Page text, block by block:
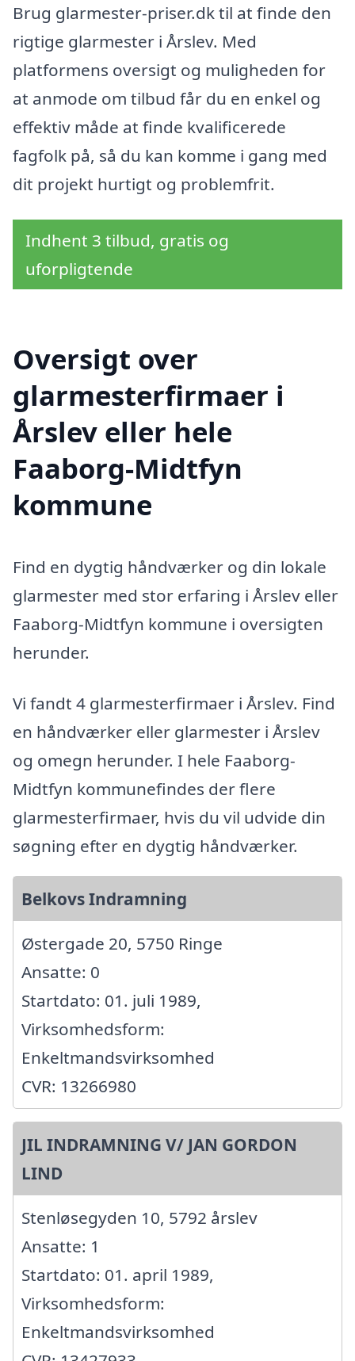
Brug glarmester-priser.dk til at finde den
rigtige glarmester i Årslev. Med
platformens oversigt og muligheden for
at anmode om tilbud får du en enkel og
effektiv måde at finde kvalificerede
fagfolk på, så du kan komme i gang med
dit projekt hurtigt og problemfrit.
Indhent 3 tilbud, gratis og
uforpligtende
Oversigt over
glarmesterfirmaer i
Årslev eller hele
Faaborg-Midtfyn
kommune
Find en dygtig håndværker og din lokale
glarmester med stor erfaring i Årslev eller
Faaborg-Midtfyn kommune i oversigten
herunder.
Vi fandt 4 glarmesterfirmaer i Årslev. Find
en håndværker eller glarmester i Årslev
og omegn herunder. I hele Faaborg-
Midtfyn kommunefindes der flere
glarmesterfirmaer, hvis du vil udvide din
søgning efter en dygtig håndværker.
Belkovs Indramning
Østergade 20, 5750 Ringe
Ansatte: 0
Startdato: 01. juli 1989,
Virksomhedsform:
Enkeltmandsvirksomhed
CVR: 13266980
JIL INDRAMNING V/ JAN GORDON
LIND
Stenløsegyden 10, 5792 årslev
Ansatte: 1
Startdato: 01. april 1989,
Virksomhedsform:
Enkeltmandsvirksomhed